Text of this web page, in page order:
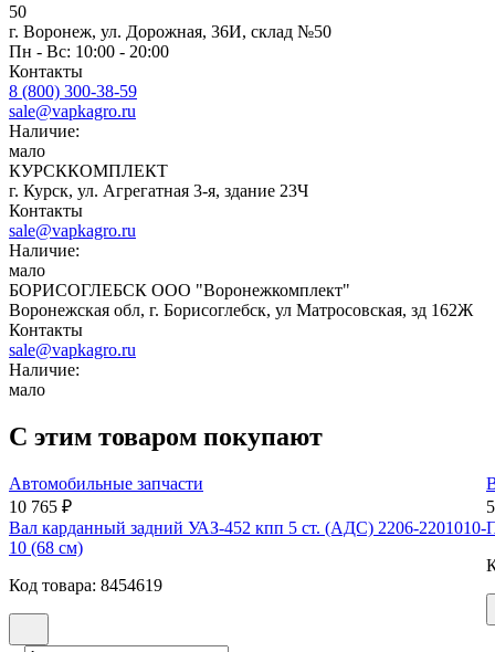
50
г. Воронеж, ул. Дорожная, 36И, склад №50
Пн - Вс: 10:00 - 20:00
Контакты
8 (800) 300-38-59
sale@vapkagro.ru
Наличие:
мало
КУРСККОМПЛЕКТ
г. Курск, ул. Агрегатная 3-я, здание 23Ч
Контакты
sale@vapkagro.ru
Наличие:
мало
БОРИСОГЛЕБСК ООО "Воронежкомплект"
Воронежская обл, г. Борисоглебск, ул Матросовская, зд 162Ж
Контакты
sale@vapkagro.ru
Наличие:
мало
С этим товаром покупают
Автомобильные запчасти
10 765 ₽
Вал карданный задний УАЗ-452 кпп 5 ст. (АДС) 2206-2201010-
10 (68 см)
Код товара: 8454619